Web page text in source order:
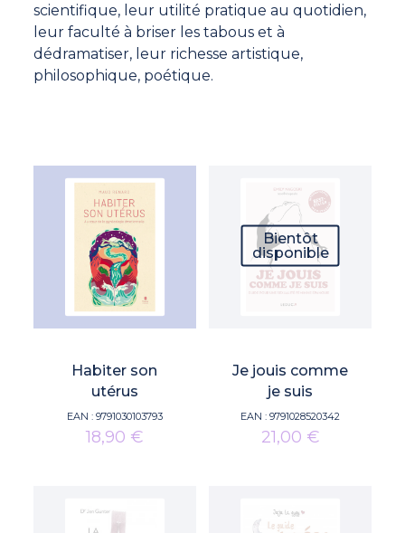
scientifique, leur utilité pratique au quotidien,
leur faculté à briser les tabous et à
dédramatiser, leur richesse artistique,
philosophique, poétique.
Habiter son
utérus
EAN : 9791030103793
18,90 €
Bientôt
disponible
Je jouis comme
je suis
EAN :9791028520342
21,00 €